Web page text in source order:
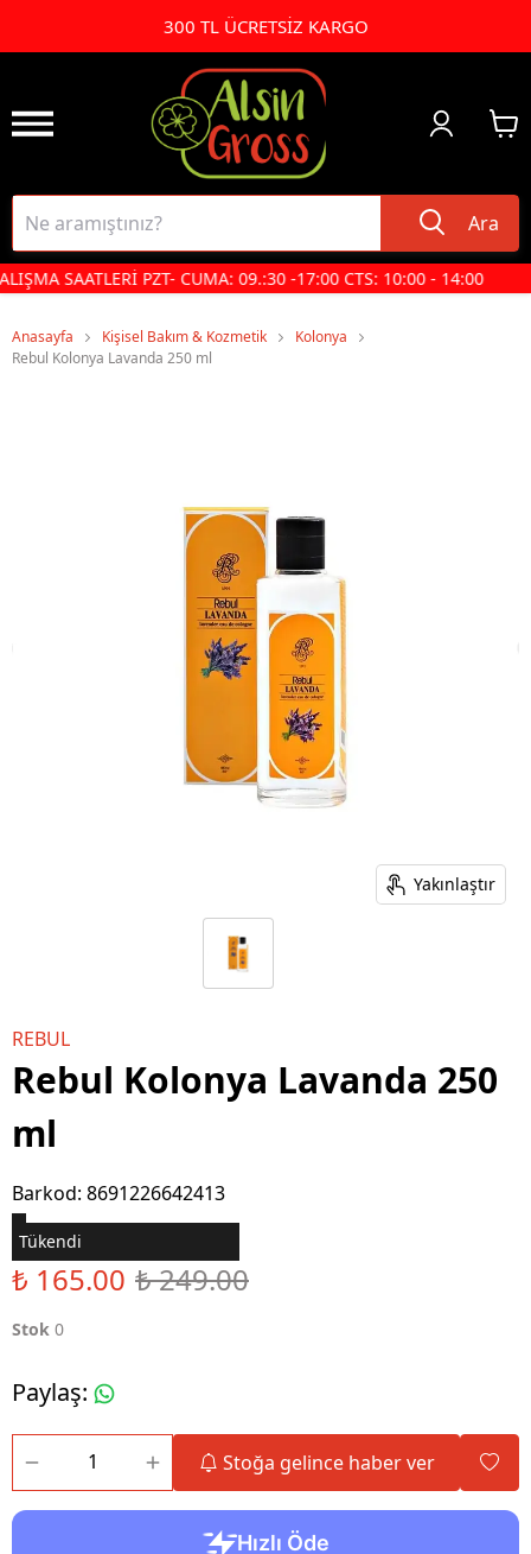
300 TL ÜCRETSİZ KARGO
Ara
SAATLERİ PZT- CUMA: 09.:30 -17:00 CTS: 10:00 - 14:00
Anasayfa Kişisel Bakım & Kozmetik
Kolonya
Rebul Kolonya Lavanda 250 ml
Yakınlaştır
REBUL
Rebul Kolonya Lavanda 250
ml
Barkod: 8691226642413
Tükendi
₺ 165.00 ₺ 249.00
Stok 0
Paylaş:
Stoğa gelince haber ver